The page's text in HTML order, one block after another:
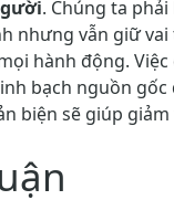
. Chúng ta
nhưng vẫn giữ
hành động.
bạch nguồn
biện sẽ giúp